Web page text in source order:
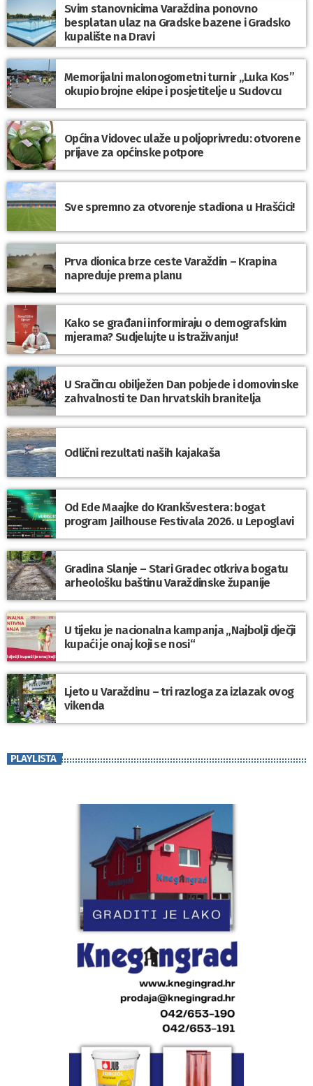
Svim stanovnicima Varaždina ponovno
besplatan ulaz na Gradske bazene i Gradsko
kupalište na Dravi
Memorijalni malonogometni turnir „Luka Kos”
okupio brojne ekipe i posjetitelje u Sudovcu
Općina Vidovec ulaže u poljoprivredu: otvorene
prijave za općinske potpore
Sve spremno za otvorenje stadiona u Hrašćici!
Prva dionica brze ceste Varaždin – Krapina
napreduje prema planu
Kako se građani informiraju o demografskim
mjerama? Sudjelujte u istraživanju!
U Sračincu obilježen Dan pobjede i domovinske
zahvalnosti te Dan hrvatskih branitelja
Odlični rezultati naših kajakaša
Od Ede Maajke do Krankšvestera: bogat
program Jailhouse Festivala 2026. u Lepoglavi
Gradina Slanje – Stari Gradec otkriva bogatu
arheološku baštinu Varaždinske županije
U tijeku je nacionalna kampanja „Najbolji dječji
kupaći je onaj koji se nosi“
Ljeto u Varaždinu – tri razloga za izlazak ovog
vikenda
PLAYLISTA